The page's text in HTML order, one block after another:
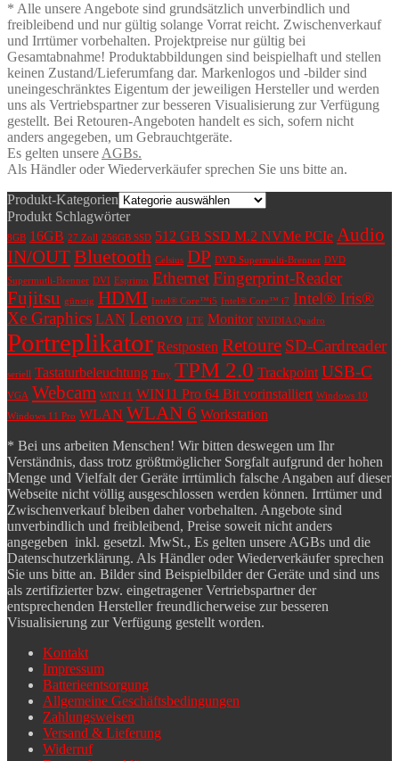
* Alle unsere Angebote sind grundsätzlich unverbindlich und
freibleibend und nur gültig solange Vorrat reicht. Zwischenverkauf
und Irrtümer vorbehalten. Projektpreise nur gültig bei
Gesamtabnahme! Produktabbildungen sind beispielhaft und stellen
keinen Zustand/Lieferumfang dar. Markenlogos und -bilder sind
uneingeschränktes Eigentum der jeweiligen Hersteller und werden
uns als Vertriebspartner zur besseren Visualisierung zur Verfügung
gestellt. Bei Retouren-Angeboten handelt es sich, sofern nicht
anders angegeben, um Gebrauchtgeräte.
Es gelten unsere AGBs.
Als Händler oder Wiederverkäufer sprechen Sie uns bitte an.
Produkt-Kategorien
Produkt Schlagwörter
8GB 16GB 27 Zoll 256GB SSD 512 GB SSD M.2 NVMe PCIe Audio
IN/OUTBluetooth Celsius DP DVD Supermulti-Brenner DVD
Supermutli-Brenner DVI Esprimo EthernetFingerprint-Reader
Fujitsu günstig HDMI Intel® Core™i5 Intel® Core™ i7 Intel® Iris®
Xe Graphics LAN Lenovo LTE Monitor NVIDIA Quadro
Portreplikator Restposten Retoure SD-Cardreader
seriell Tastaturbeleuchtung Tiny TPM 2.0 Trackpoint USB-C
VGA Webcam WIN 11 WIN11 Pro 64 Bit vorinstalliert Windows 10
Windows 11 Pro WLAN WLAN 6 Workstation
* Bei uns arbeiten Menschen! Wir bitten deswegen um Ihr
Verständnis, dass trotz größtmöglicher Sorgfalt aufgrund der hohen
Menge und Vielfalt der Geräte irrtümlich falsche Angaben auf dieser
Webseite nicht völlig ausgeschlossen werden können. Irrtümer und
Zwischenverkauf bleiben daher vorbehalten. Angebote sind
unverbindlich und freibleibend, Preise soweit nicht anders
angegeben inkl. gesetzl. MwSt., Es gelten unsere AGBs und die
Datenschutzerklärung. Als Händler oder Wiederverkäufer sprechen
Sie uns bitte an. Bilder sind Beispielbilder der Geräte und sind uns
als zertifizierter bzw. eingetragener Vertriebspartner der
entsprechenden Hersteller freundlicherweise zur besseren
Visualisierung zur Verfügung gestellt worden.
Kontakt
Impressum
Batterieentsorgung
Allgemeine Geschäftsbedingungen
Zahlungsweisen
Versand & Lieferung
Widerruf